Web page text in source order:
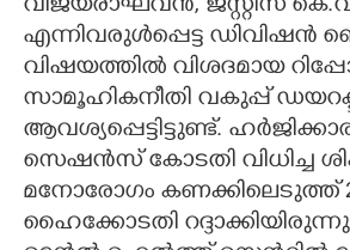
വിജയരാഘവൻ, ജസ്റ്റിസ്
എന്നിവരുൾപ്പെട്ട
വിഷയത്തിൽ വിശദമായ
സാമൂഹികനീതി വകുപ്പ്
ആവശ്യപ്പെട്ടിട്ടുണ്ട്.
സെഷൻസ് കോടതി വിധിച്ച
മനോരോഗം കണക്കിലെടുത്ത്
ഹൈക്കോടതി